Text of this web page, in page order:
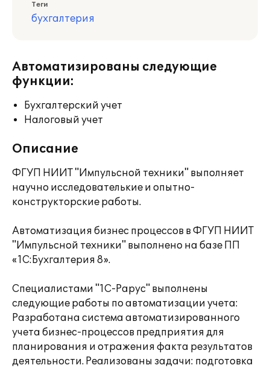
Теги
бухгалтерия
Автоматизированы следующие
функции:
Бухгалтерский учет
Налоговый учет
Описание
ФГУП НИИТ "Импульсной техники" выполняет
научно исследователькие и опытно-
конструкторские работы.
Автоматизация бизнес процессов в ФГУП НИИТ
"Импульсной техники" выполнено на базе ПП
«1С:Бухгалтерия 8».
Специалистами "1С-Рарус" выполнены
следующие работы по автоматизации учета:
Разработана система автоматизированного
учета бизнес-процессов предприятия для
планирования и отражения факта результатов
деятельности. Реализованы задачи: подготовка